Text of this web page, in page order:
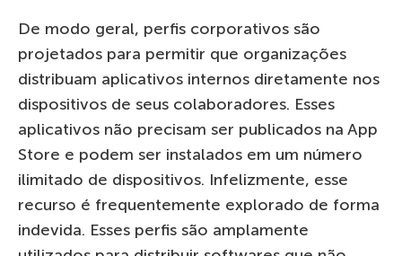
De modo geral, perfis corporativos são
projetados para permitir que organizações
distribuam aplicativos internos diretamente nos
dispositivos de seus colaboradores. Esses
aplicativos não precisam ser publicados na App
Store e podem ser instalados em um número
ilimitado de dispositivos. Infelizmente, esse
recurso é frequentemente explorado de forma
indevida. Esses perfis são amplamente